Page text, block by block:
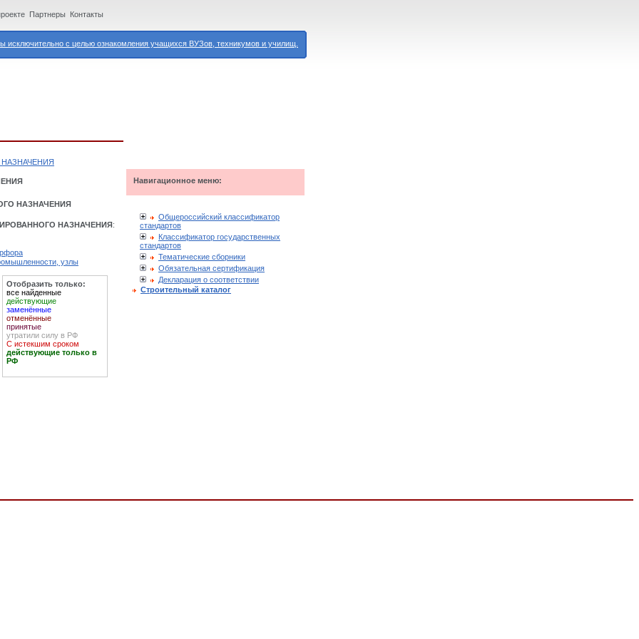
с целью ознакомления учащихся ВУЗов, техникумов и училищ.
Партнеры Контакты
НАЗНАЧЕНИЯ
НАЗНАЧЕНИЯ :
узлы
Отобразить только:
все найденные
действующие
заменённые
отменённые
принятые
утратили силу в РФ
С истекшим сроком
действующие только в
РФ
Навигационное меню:
Общероссийский классификатор
стандартов
Классификатор государственных
стандартов
Тематические сборники
Обязательная сертификация
Декларация о соответствии
Строительный каталог